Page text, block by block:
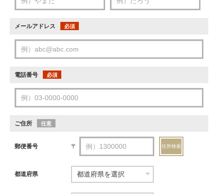
メールアドレス 必須
電話番号 必須
ご住所 任意
郵便番号 〒 住所検索
都道府県